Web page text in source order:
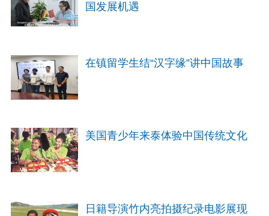
国发展机遇
在镇留学生结“汉字缘”讲中国故事
美国青少年来泰体验中国传统文化
日籍导演竹内亮拍摄纪录电影展现